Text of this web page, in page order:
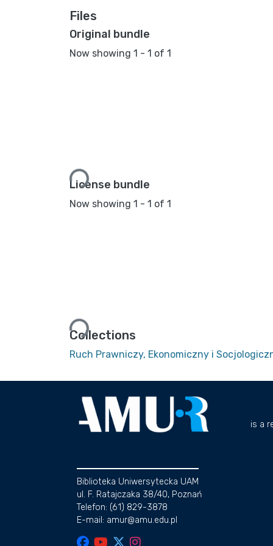
Files
Original bundle
Now showing 1 - 1 of 1
Loading...
License bundle
Now showing 1 - 1 of 1
Loading...
Collections
Ruch Prawniczy, Ekonomiczny i
is a
Biblioteka Uniwersytecka UAM
ul. F. Ratajczaka 38/40, Poznań
Telefon: (61) 829-3878
E-mail: amur@amu.edu.pl